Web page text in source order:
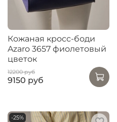
Кожаная кросс-боди
Azaro 3657 фиолетовый
цветок
12200 руб
9150 руб
-25%